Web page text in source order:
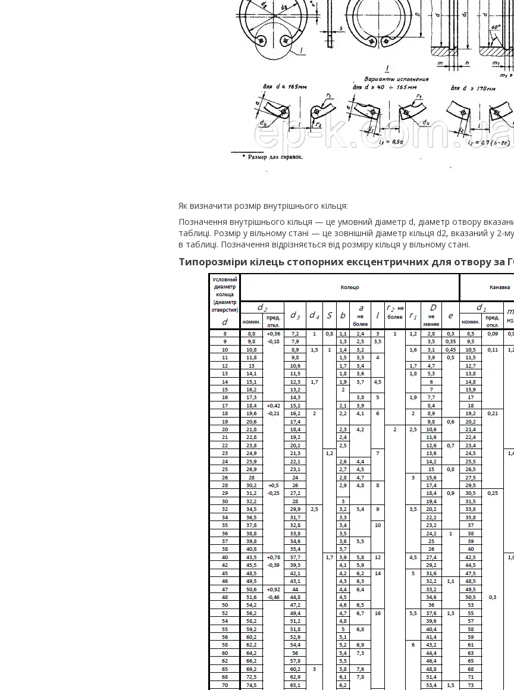
Як визначити розмір внутрішнього кільця:
Позначення внутрішнього кільця — це умовний діаметр d, діаметр отвору
таблиці. Розмір у вільному стані — це зовнішній діаметр кільця d2, вказаний у 2-
в таблиці. Позначення відрізняється від розміру кільця у вільному стані.
Типорозміри кілець стопорних ексцентричних для отвору за